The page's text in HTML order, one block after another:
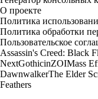
О проекте
Политика
Политика обработки
Пользовательское
Assassin's Creed: Black
NextGothicinZOIMass
DawnwalkerThe Elder
Feathers